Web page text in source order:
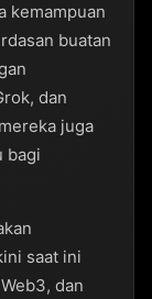
kemampuan
buatan
dan
juga
bagi
saat ini
dan